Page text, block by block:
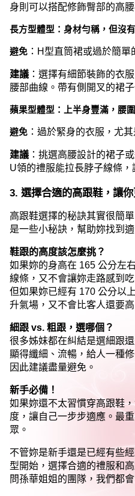
身則可以搭配修飾臀部的高
長方型體型：身材勻稱，但沒
避免 ：H型直筒裙或過於簡
建議 ：選擇有細節裝飾的衣
腰部曲線。帶有側開叉的裙
蘋果型體型：上半身豐滿，腰
避免 ：過於緊身的衣服，尤
建議 ：挑選高腰設計的裙子
U領的禮服能拉長脖子線條，
3. 選擇合適的高跟鞋，讓你
高跟鞋選擇的秘訣其實很簡
是一些小秘訣，幫助妳找到
鞋跟的高度該怎麼挑？
如果妳的身高在 165 公分左
線條，又不會讓妳走路感到吃
但如果妳已經有 170 公分以
升氣場，又不會比客人還要
細跟 vs. 粗跟，選哪個？
很多姊妹都在糾結是選細跟
顯得纖細、流暢，給人一種
因此建議盡量避免。
新手必備！
如果妳還不太習慣穿高跟鞋
度，讓自己一步步適應。最
眾。
不管妳是新手還是已經有些
型開始，選擇合適的禮服和
問孫華姐姐的團隊，我們都